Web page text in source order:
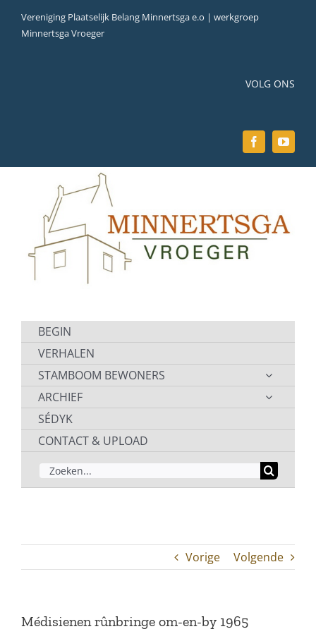
naar
Vereniging Plaatselijk Belang Minnertsga e.o | werkgroep
Minnertsga Vroeger
VOLG ONS
BEGIN
VERHALEN
STAMBOOM BEWONERS
ARCHIEF
SÉDYK
CONTACT & UPLOAD
ZOEKEN
NAAR:
Vorige Volgende
Médisienen rûnbringe om-en-by 1965